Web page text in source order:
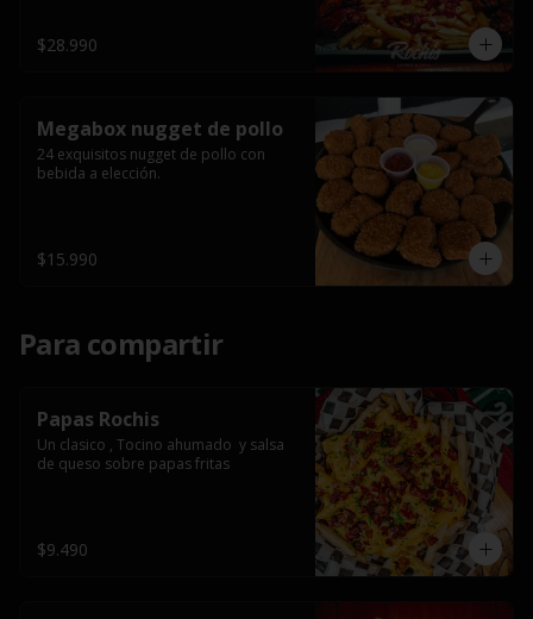
$28.990
Megabox nugget de pollo
24 exquisitos nugget de pollo con
bebida a elección.
$15.990
Para compartir
Papas Rochis
Un clasico , Tocino ahumado  y salsa
de queso sobre papas fritas
$9.490